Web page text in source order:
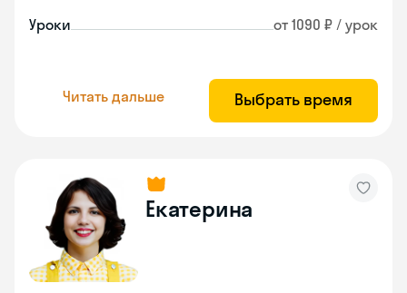
Уроки от 1090 ₽ / урок
Читать дальше Выбрать время
Екатерина